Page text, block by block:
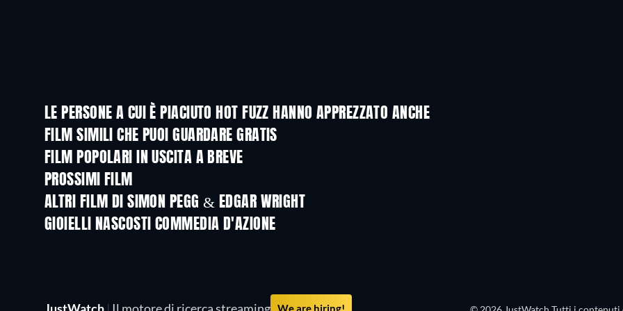
LE PERSONE A CUI È PIACIUTO HOT FUZZ HANNO APPREZZATO ANCHE
FILM SIMILI CHE PUOI GUARDARE GRATIS
FILM POPOLARI IN USCITA A BREVE
PROSSIMI FILM
Magical Mayhem
ALTRI FILM DI SIMON PEGG & EDGAR WRIGHT
GIOIELLI NASCOSTI COMMEDIA D'AZIONE
We are hiring!